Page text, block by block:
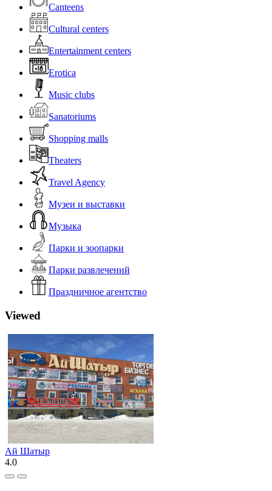
Canteens
Cultural centers
Entertainment centers
Erotica
Music clubs
Sanatoriums
Shopping malls
Theaters
Travel Agency
Музеи и выставки
Музыка
Парки и зоопарки
Парки развлечений
Праздничное агентство
Viewed
Ай Шатыр
4.0